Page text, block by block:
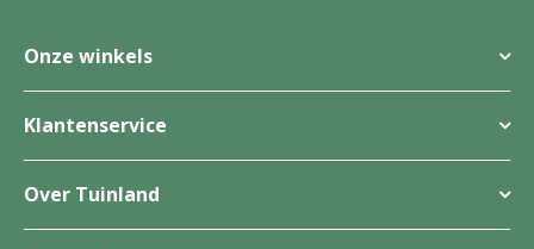
Onze winkels
Klantenservice
Over Tuinland